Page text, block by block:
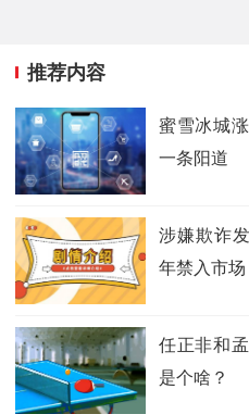
推荐内容
蜜雪冰城
一条阳道
涉嫌欺诈
年禁入市场
任正非和
是个啥？